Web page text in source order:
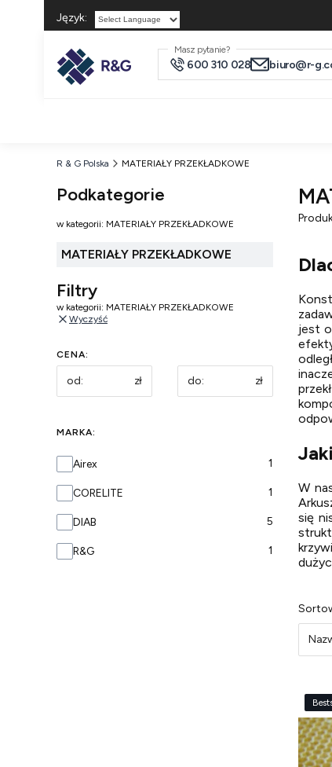
Język:
Powered by
Masz pytanie?
600 310 028 biuro@r-
R & G Polska MATERIAŁY PRZEKŁADKOWE
Podkategorie
w kategorii: MATERIAŁY PRZEKŁADKOWE
MATERIAŁY PRZEKŁADKOWE
Filtry
w kategorii: MATERIAŁY PRZEKŁADKOWE
Wyczyść
CENA:
zł zł
MARKA:
Marka
Airex 1
CORELITE 1
DIAB 5
R&G 1
jest
W
się